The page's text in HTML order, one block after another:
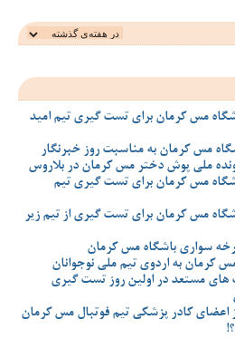
مس کرمان برای تست گیری تیم امید
مس کرمان به مناسبت روز خبرنگار
ملی پوش دختر مس کرمان در بلاروس
مس کرمان برای تست گیری تیم
مس کرمان برای تست گیری از تیم زیر
سواری باشگاه مس کرمان
کرمان به اردوی تیم ملی نوجوانان
های مستعد در اولین روز تست گیری
اعضای کادر پزشکی تیم فوتبال مس کرمان